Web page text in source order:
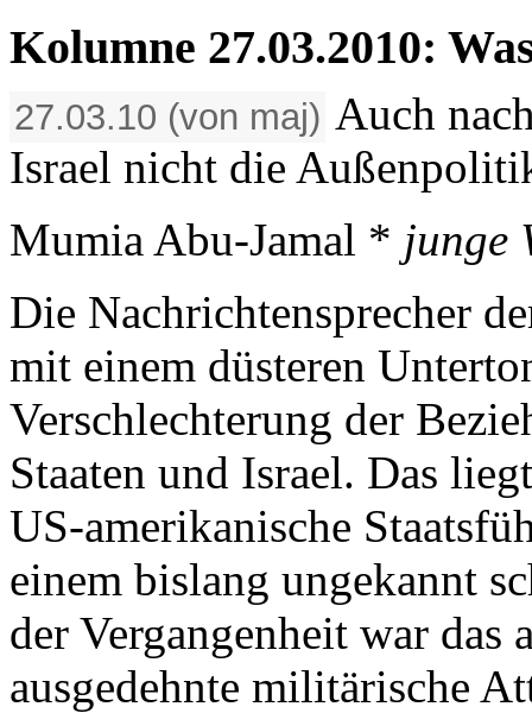
Kolumne 27.03.2010:
27.03.10 (von maj) Auch
Israel nicht die
Mumia Abu-Jamal * junge
Die Nachrichtensprecher
mit einem düsteren
Verschlechterung der
Staaten und Israel. Das
US-amerikanische
einem bislang ungekannt
der Vergangenheit war das
ausgedehnte militärische